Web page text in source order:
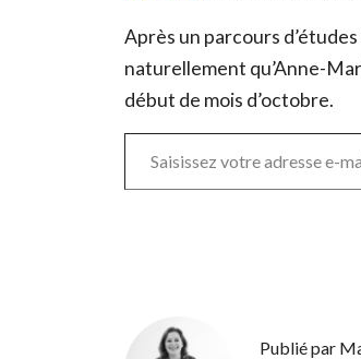
Après un parcours
naturellement qu’Anne-
début de mois d’octobre.
Saisissez votre adresse e-mail…
Publié par